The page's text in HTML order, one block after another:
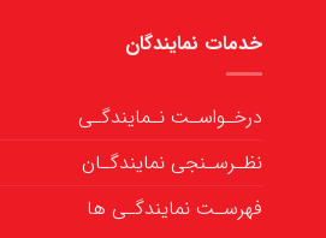
خدمات نمایندگان
درخـواسـت نـمایندگـی
نظـرسـنجی نمایندگـان
فهرسـت نمایندگـی ها